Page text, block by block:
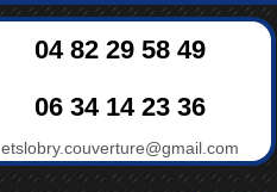
04 82 29 58 49
06 34 14 23 36
etslobry.couverture@gmail.com